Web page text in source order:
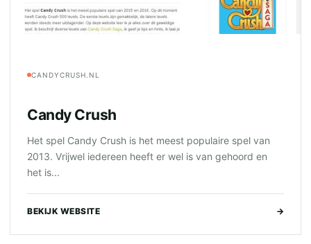
CANDYCRUSH.NL
Candy Crush
Het spel Candy Crush is het meest populaire spel van
2013. Vrijwel iedereen heeft er wel is van gehoord en
het is...
BEKIJK WEBSITE →